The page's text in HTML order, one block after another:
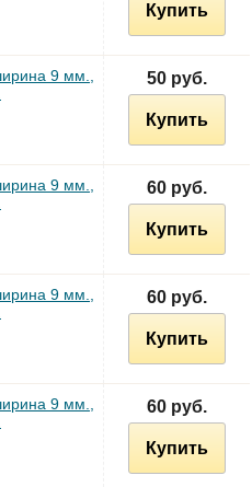
Купить
9 мм.,
50 руб.
Купить
9 мм.,
60 руб.
Купить
9 мм.,
60 руб.
Купить
9 мм.,
60 руб.
Купить